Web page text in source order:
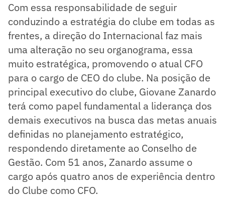
Com essa responsabilidade de seguir
conduzindo a estratégia do clube em todas as
frentes, a direção do Internacional faz mais
uma alteração no seu organograma, essa
muito estratégica, promovendo o atual CFO
para o cargo de CEO do clube. Na posição de
principal executivo do clube, Giovane Zanardo
terá como papel fundamental a liderança dos
demais executivos na busca das metas anuais
definidas no planejamento estratégico,
respondendo diretamente ao Conselho de
Gestão. Com 51 anos, Zanardo assume o
cargo após quatro anos de experiência dentro
do Clube como CFO.